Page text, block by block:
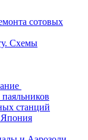
сотовых
Схемы
станций